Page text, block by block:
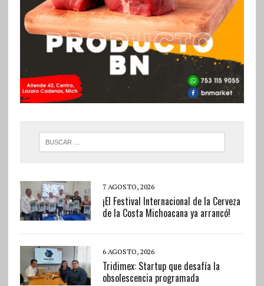
7 AGOSTO, 2026
¡El Festival Internacional de la Cerveza
de la Costa Michoacana ya arrancó!
6 AGOSTO, 2026
Tridimex: Startup que desafía la
obsolescencia programada